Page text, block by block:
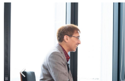
なんでゲームは面白い
ゲーム開発者・hamatsu
具体的な形から解き明か
です。
ゲームが変えた日本語
「経験値」「裏技」「ラ
の起源や用法の変遷を、
イニーP氏が徹底調査。